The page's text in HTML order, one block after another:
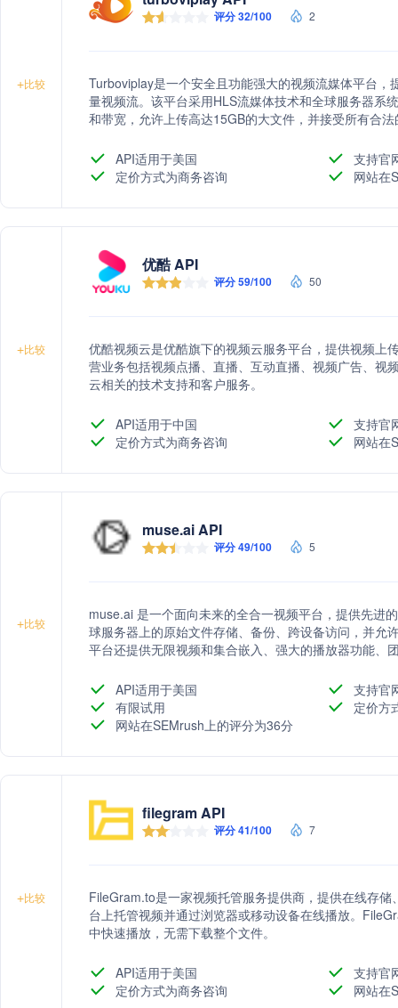
+比较
评分 32/100 2
Turboviplay是一个安全且功能强大的视频流媒体平台
量视频流。该平台采用HLS流媒体技术和全球服务器系
和带宽，允许上传高达15GB的大文件，并接受所有合
API适用于美国
支持官
定价方式为商务咨询
网站在
+比较
优酷 API
评分 59/100 50
优酷视频云是优酷旗下的视频云服务平台，提供视频上
营业务包括视频点播、直播、互动直播、视频广告、视
云相关的技术支持和客户服务。
API适用于中国
支持官
定价方式为商务咨询
网站在
+比较
muse.ai API
评分 49/100 5
muse.ai 是一个面向未来的全合一视频平台，提供先进
球服务器上的原始文件存储、备份、跨设备访问，并允
平台还提供无限视频和集合嵌入、强大的播放器功能、
API适用于美国
支持官
有限试用
定价方
网站在SEMrush上的评分为36分
+比较
filegram API
评分 41/100 7
FileGram.to是一家视频托管服务提供商，提供在线存
台上托管视频并通过浏览器或移动设备在线播放。
中快速播放，无需下载整个文件。
API适用于美国
支持官
定价方式为商务咨询
网站在